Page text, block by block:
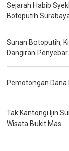
Sejarah Habib
Botoputih
Sunan Botoputih,
Dangiran
Pemotongan Dana
Tak Kantongi Ijin
Wisata Bukit Mas